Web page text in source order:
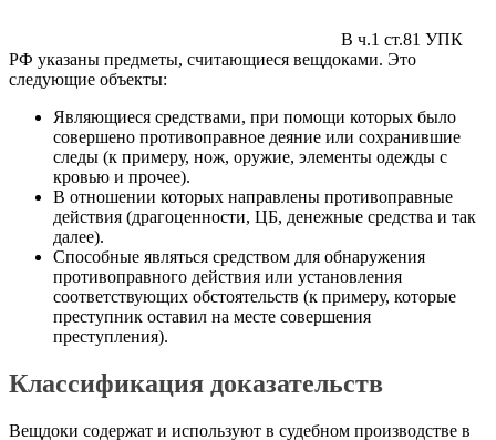
В ч.1 ст.81 УПК
РФ указаны предметы, считающиеся вещдоками. Это
следующие объекты:
Являющиеся средствами, при помощи которых было
совершено противоправное деяние или сохранившие
следы (к примеру, нож, оружие, элементы одежды с
кровью и прочее).
В отношении которых направлены противоправные
действия (драгоценности, ЦБ, денежные средства и так
далее).
Способные являться средством для обнаружения
противоправного действия или установления
соответствующих обстоятельств (к примеру, которые
преступник оставил на месте совершения
преступления).
Классификация доказательств
Вещдоки содержат и используют в судебном производстве в